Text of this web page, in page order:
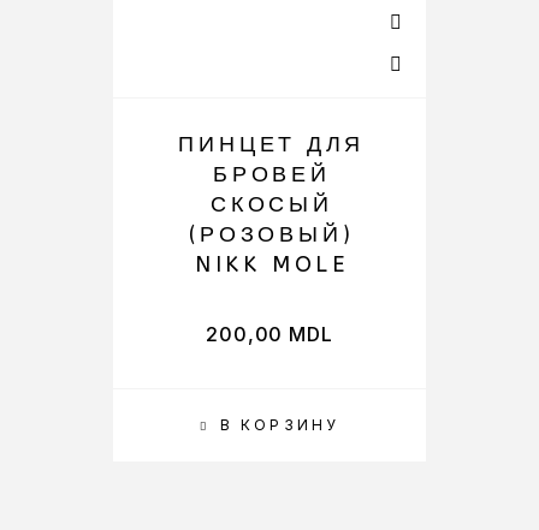
В КОРЗИНУ
ПИНЦЕТ ДЛЯ
БРОВЕЙ
СКОСЫЙ
(РОЗОВЫЙ)
NIKK MOLE
200,00 MDL